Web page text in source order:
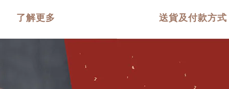
了解更多 送貨及付款方式